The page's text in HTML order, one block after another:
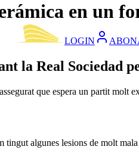
LOGIN
en un
la Real Sociedad
que espera un partit molt
tingut algunes lesions de molt